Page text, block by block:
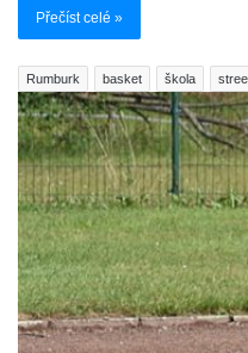
Přečíst celé »
Rumburk basket škola